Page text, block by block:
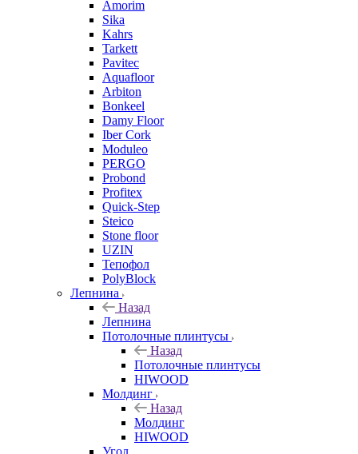
Amorim
Sika
Kahrs
Tarkett
Pavitec
Aquafloor
Arbiton
Bonkeel
Damy Floor
Iber Cork
Moduleo
PERGO
Probond
Profitex
Quick-Step
Steico
Stone floor
UZIN
Тепофол
PolyBlock
Лепнина
Назад
Лепнина
Потолочные плинтусы
Назад
Потолочные плинтусы
HIWOOD
Молдинг
Назад
Молдинг
HIWOOD
Угол